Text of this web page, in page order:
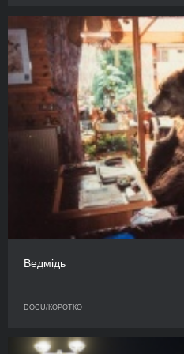
Ведмідь
DOCU/КОРОТКО